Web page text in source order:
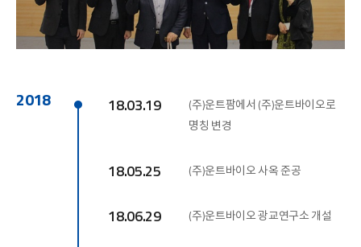
2018 18.03.19
(주)운트팜에서 (주)운트바이오로
명칭 변경
18.05.25 (주)운트바이오 사옥 준공
18.06.29 (주)운트바이오 광교연구소 개설